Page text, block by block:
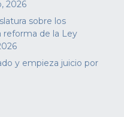
2026
sobre los
reforma de la Ley
y empieza juicio por